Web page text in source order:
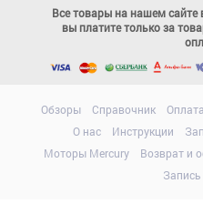
Все товары на нашем
вы платите только за
Обзоры Справочник Оплата
О нас
Инструкции
Моторы Mercury
Возврат и
Запись